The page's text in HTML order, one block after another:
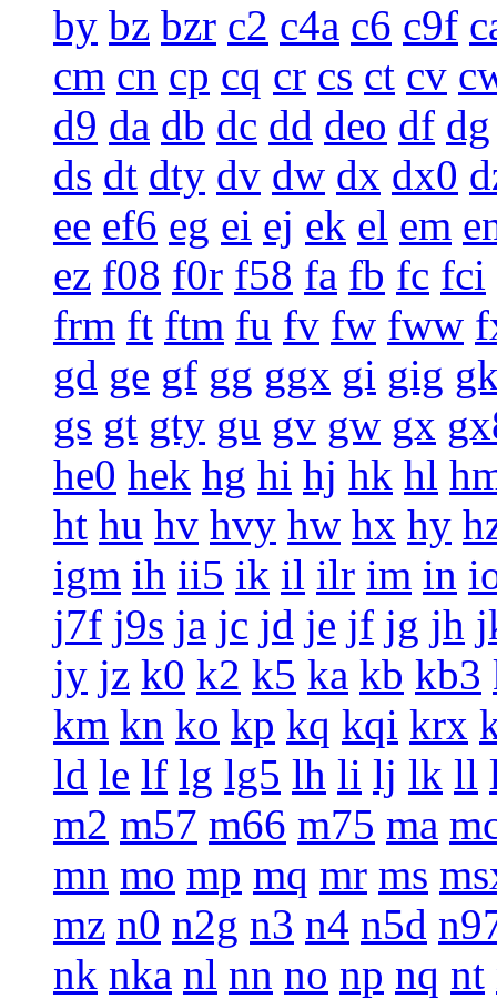
by bz bzr c2 c4a c6 c9f
cm cn cp cq cr cs ct cv
d9 da db dc dd deo df dg
ds dt dty dv dw dx dx0
ee ef6 eg ei ej ek el em
ez f08 f0r f58 fa fb fc fci
frm ft ftm fu fv fw fww
gd ge gf gg ggx gi gig
gs gt gty gu gv gw gx
he0 hek hg hi hj hk hl
ht hu hv hvy hw hx hy
igm ih ii5 ik il ilr im in
j7f j9s ja jc jd je jf jg jh
jy jz k0 k2 k5 ka kb kb3
km kn ko kp kq kqi krx
ld le lf lg lg5 lh li lj lk ll
m2 m57 m66 m75 ma
mn mo mp mq mr ms
mz n0 n2g n3 n4 n5d
nk nka nl nn no np nq nt